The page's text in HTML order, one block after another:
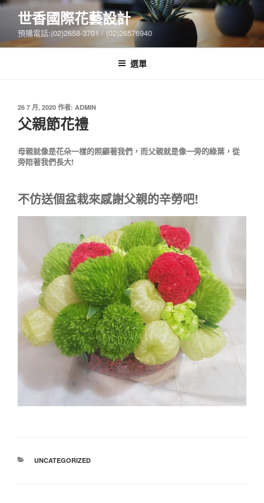
跳
要
世香國際花藝設計
預購電話:(02)2658-3701 / (02)26576940
選單
發
佈
於
26 7 月, 2020 作者: ADMIN
父親節花禮
母親就像是花朵一樣的照顧著我們，而父親就是像一旁的綠葉，從
旁陪著我們長大!
不仿送個盆栽來感謝父親的辛勞吧!
分
UNCATEGORIZED